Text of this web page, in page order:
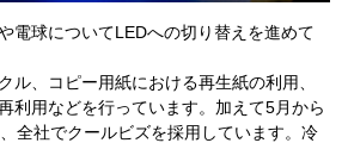
電球についてLEDへの切り替えを進めて
ル、コピー用紙における再生紙の利用、
利用などを行っています。加えて5月から
全社でクールビズを採用しています。冷